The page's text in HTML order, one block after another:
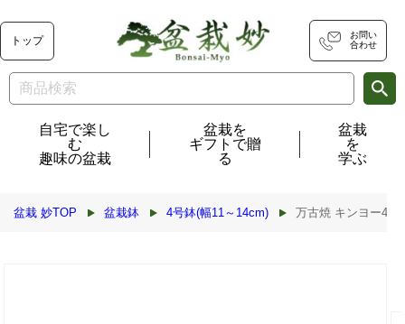
ンツに
進む
トップ
お問い
合わせ
自宅で楽し
む
趣味の盆栽
盆栽を
ギフトで贈
る
盆栽
を
学ぶ
盆栽 妙TOP 盆栽鉢 4号鉢(幅11～14cm) 万古焼 キンヨー4.5